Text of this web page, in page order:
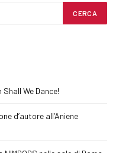
We Dance!
d’autore all’Aniene